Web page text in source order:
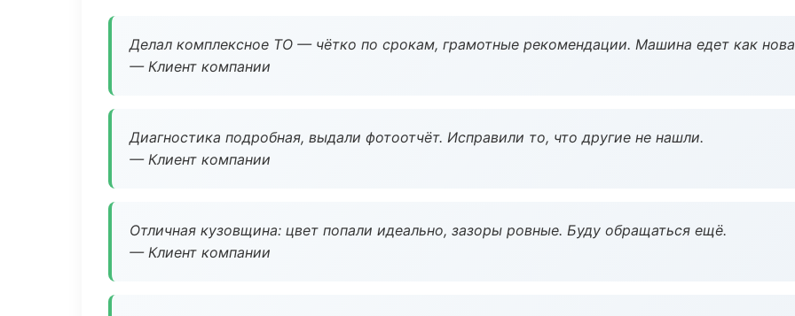
Делал комплексное ТО — чётко по срокам, грамотные рекомендации. Машина едет как
— Клиент компании
Диагностика подробная, выдали фотоотчёт. Исправили то, что другие не нашли.
— Клиент компании
Отличная кузовщина: цвет попали идеально, зазоры ровные. Буду обращаться ещё.
— Клиент компании